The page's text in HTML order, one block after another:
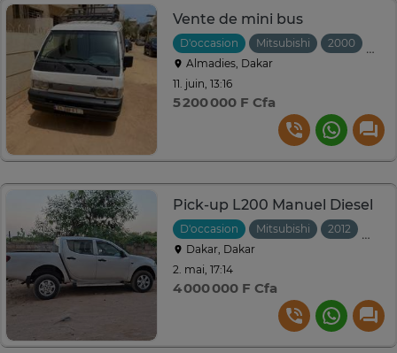
Vente de mini bus
D'occasion Mitsubishi 2000
Almadies, Dakar
11. juin, 13:16
5 200 000 F Cfa
Pick-up L200 Manuel Diesel
D'occasion Mitsubishi 2012
Dakar, Dakar
2. mai, 17:14
4 000 000 F Cfa